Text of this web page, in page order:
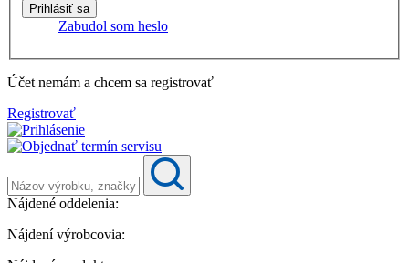
Zabudol som heslo
Účet nemám a chcem sa registrovať
Registrovať
Nájdené oddelenia:
Nájdení výrobcovia: